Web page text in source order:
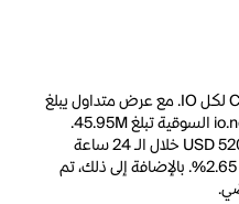
السعر الحالي لـ io.net هو CRO 2.2747 لكل IO. مع عرض متداول يبلغ
378.4M IO، فإن هذا يعني أن قيمة io.net السوقية تبلغ 45.95M.
انخفض حجم تداول io.net بمقدار USD 520.5k خلال الـ 24 ساعة
الماضية، وهو ما يمثل انخفاض بنسبة 2.65%. بالإضافة إلى ذلك، تم